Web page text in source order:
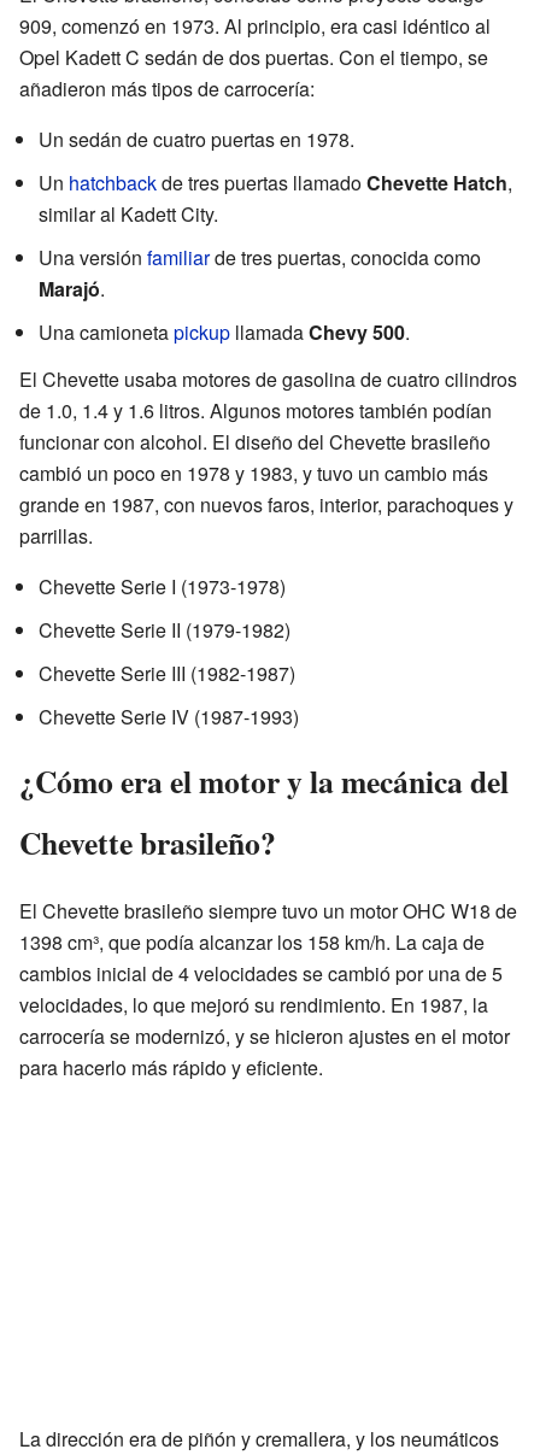
909, comenzó en 1973. Al principio, era casi idéntico al
Opel Kadett C sedán de dos puertas. Con el tiempo, se
añadieron más tipos de carrocería:
Un sedán de cuatro puertas en 1978.
Un hatchbackde tres puertas llamadoChevette Hatch,
similar al Kadett City.
Una versión familiarde tres puertas, conocida como
Marajó.
Una camionetapickup llamadaChevy 500.
El Chevette usaba motores de gasolina de cuatro cilindros
de 1.0, 1.4 y 1.6 litros. Algunos motores también podían
funcionar con alcohol. El diseño del Chevette brasileño
cambió un poco en 1978 y 1983, y tuvo un cambio más
grande en 1987, con nuevos faros, interior, parachoques y
parrillas.
Chevette Serie I (1973-1978)
Chevette Serie II (1979-1982)
Chevette Serie III (1982-1987)
Chevette Serie IV (1987-1993)
¿Cómo era el motor y la mecánica del
Chevette brasileño?
El Chevette brasileño siempre tuvo un motor OHC W18 de
1398 cm³, que podía alcanzar los 158 km/h. La caja de
cambios inicial de 4 velocidades se cambió por una de 5
velocidades, lo que mejoró su rendimiento. En 1987, la
carrocería se modernizó, y se hicieron ajustes en el motor
para hacerlo más rápido y eficiente.
La dirección era de piñón y cremallera, y los neumáticos